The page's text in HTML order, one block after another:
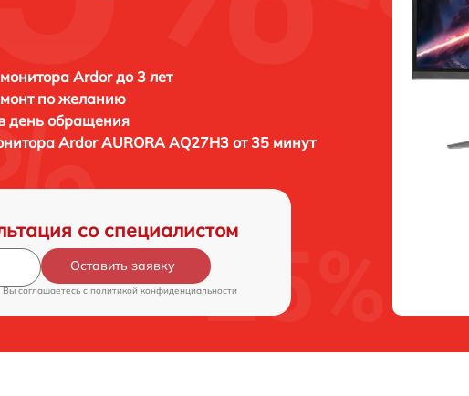
монитора Ardor до 3 лет
по желанию
день обращения
Ardor AURORA AQ27H3 от 35 минут
со специалистом
Оставить заявку
соглашаетесь c политикой конфиденциальности